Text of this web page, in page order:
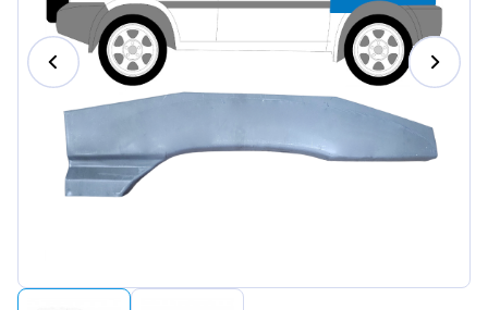
Magyar
Lietuvių
Slovenian